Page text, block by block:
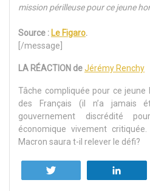
mission périlleuse pour ce jeune
Source : Le Figaro.
[/message]
LA RÉACTION deJérémy Renchy
Tâche compliquée pour ce
des Français (il n’a jamais
gouvernement discrédité
économique vivement
Macron saura t-il relever le défi?